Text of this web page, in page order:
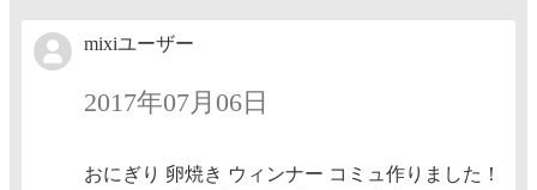
mixiユーザー
2017年07月06日
おにぎり 卵焼き ウィンナー コミュ作りました！